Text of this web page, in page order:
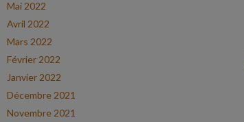
Mai 2022
Avril 2022
Mars 2022
Février 2022
Janvier 2022
Décembre 2021
Novembre 2021